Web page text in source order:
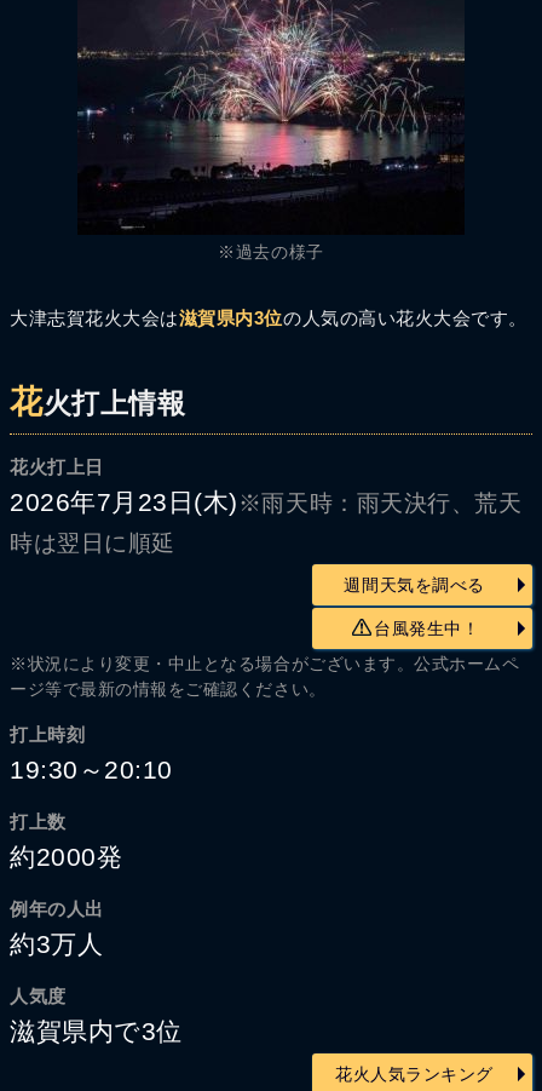
※過去の様子
大津志賀花火大会は滋賀県内3位の人気の高い花火大会です。
花火打上情報
花火打上日
2026年7月23日(木)※雨天時：雨天決行、荒天
時は翌日に順延
週間天気を調べる
台風発生中！
※状況により変更・中止となる場合がございます。公式ホームペ
ージ等で最新の情報をご確認ください。
打上時刻
19:30～20:10
打上数
約2000発
例年の人出
約3万人
人気度
滋賀県内で3位
花火人気ランキング